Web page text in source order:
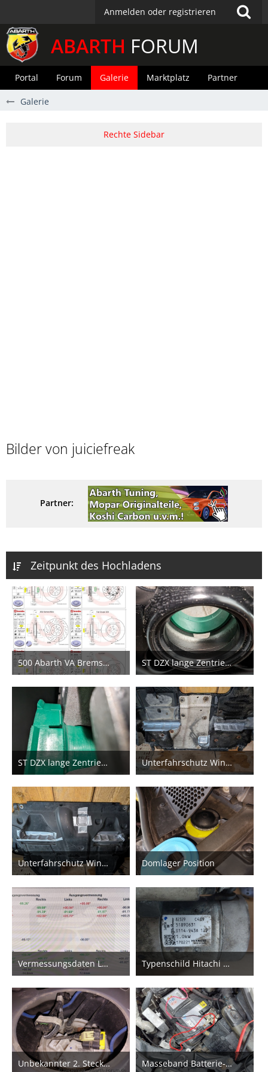
Anmelden oder registrieren
ABARTH FORUM
Portal Forum Galerie Marktplatz Partner
Galerie
Bilder von juiciefreak
Partner:
Zeitpunkt des Hochladens
500 Abarth VA Bremsscheiben Vergleich
4. Mai 2024
2
ST DZX lange Zentrierung passt nicht
2. Mai 2024
ST DZX lange Zentrierung passt nicht
2. Mai 2024
Unterfahrschutz Wintermodus
Unterfahrschutz Wintermodus Domlager Position
30. April 2023
Vermessungsdaten Langstreckenversuch
29. April 2023
Typenschild Hitachi Anlasser 595/695
29. April 2023
Unbekannter 2. Stecker bei Kraftstoffpumpe Abarth 500 Masseband Batterie-Karosserie??